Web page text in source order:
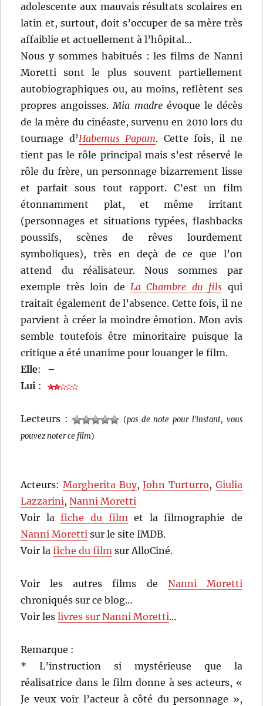
adolescente aux mauvais résultats scolaires en
latin et, surtout, doit s’occuper de sa mère très
affaiblie et actuellement à l’hôpital…
Nous y sommes habitués : les films de Nanni
Moretti sont le plus souvent partiellement
autobiographiques ou, au moins, reflètent ses
propres angoisses.Mia madreévoque le décès
de la mère du cinéaste, survenu en 2010 lors du
tournage d’Habemus Papam. Cette fois, il ne
tient pas le rôle principal mais s’est réservé le
rôle du frère, un personnage bizarrement lisse
et parfait sous tout rapport. C’est un film
étonnamment plat, et même irritant
(personnages et situations typées, flashbacks
poussifs, scènes de rêves lourdement
symboliques), très en deçà de ce que l’on
attend du réalisateur. Nous sommes par
exemple très loin de La Chambre du fils qui
traitait également de l’absence. Cette fois, il ne
parvient à créer la moindre émotion. Mon avis
semble toutefois être minoritaire puisque la
critique a été unanime pour louanger le film.
Elle:
–
Lui :
Lecteurs : (pas de note pour l'instant, vous
pouvez noter ce film)
Acteurs: Margherita Buy,John Turturro, Giulia
Lazzarini,Nanni Moretti
Voir lafiche du filmet la filmographie de
Nanni Moretti sur le site IMDB.
Voir lafiche du film sur AlloCiné.
Voir les autres films de Nanni Moretti
chroniqués sur ce blog…
Voir leslivres sur Nanni Moretti…
Remarque :
* L’instruction si mystérieuse que la
réalisatrice dans le film donne à ses acteurs, «
Je veux voir l’acteur à côté du personnage »,